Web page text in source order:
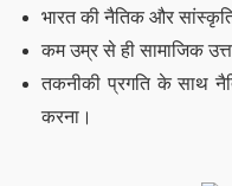
भारत की नैतिक और
कम उम्र से ही सामाजिक
तकनीकी प्रगति के साथ
करना।